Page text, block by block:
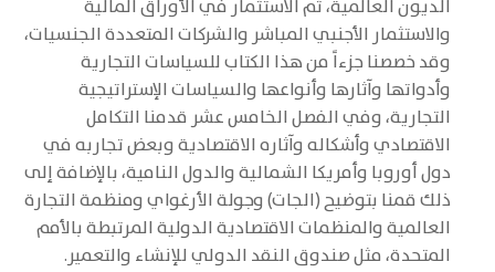
الديون العالمية، ثم الاستثمار في الأوراق المالية
والاستثمار الأجنبي المباشر والشركات المتعددة الجنسيات،
وقد خصصنا جزءاً من هذا الكتاب للسياسات التجارية
وأدواتها وآثارها وأنواعها والسياسات الإستراتيجية
التجارية، وفي الفصل الخامس عشر قدمنا التكامل
الاقتصادي وأشكاله وآثاره الاقتصادية وبعض تجاربه في
دول أوروبا وأمريكا الشمالية والدول النامية، بالإضافة إلى
ذلك قمنا بتوضيح (الجات) وجولة الأرغواي ومنظمة التجارة
العالمية والمنظمات الاقتصادية الدولية المرتبطة بالأمم
المتحدة، مثل صندوق النقد الدولي للإنشاء والتعمير.